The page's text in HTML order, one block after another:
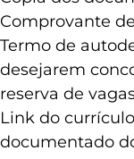
Comprovante
Termo de
desejarem
reserva de
Link do
documentado